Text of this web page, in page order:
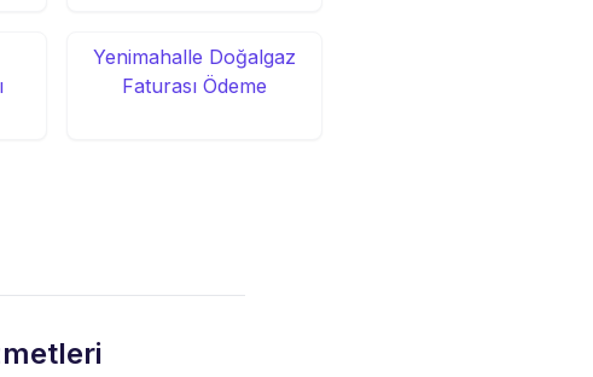
Yenimahalle Doğalgaz
Faturası Ödeme